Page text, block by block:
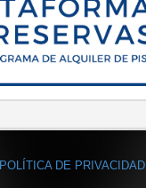
POLÍTICA DE PRIVACIDAD